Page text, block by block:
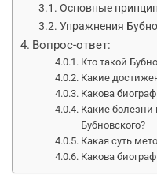
Основные
Упражнения
Вопрос-ответ:
Кто такой
Какие
Какова
Какие
Бубновского?
Какая суть
Какова